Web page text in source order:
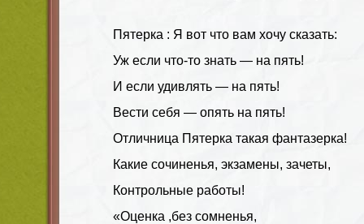
Пятерка : Я вот что вам хочу сказать:
Уж если что-то знать — на пять!
И если удивлять — на пять!
Вести себя — опять на пять!
Отличница Пятерка такая фантазерка!
Какие сочиненья, экзамены, зачеты,
Контрольные работы!
«Оценка ,без сомненья,